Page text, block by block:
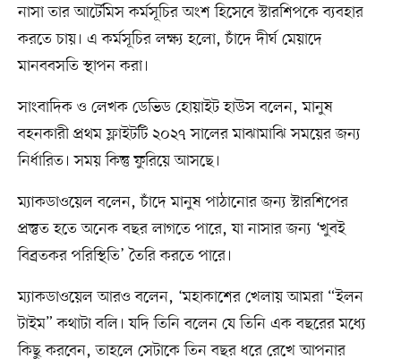
নাসা তার আর্টেমিস কর্মসূচির অংশ হিসেবে স্টারশিপকে ব্যবহার
করতে চায়। এ কর্মসূচির লক্ষ্য হলো, চাঁদে দীর্ঘ মেয়াদে
মানববসতি স্থাপন করা।
সাংবাদিক ও লেখক ডেভিড হোয়াইট হাউস বলেন, মানুষ
বহনকারী প্রথম ফ্লাইটটি ২০২৭ সালের মাঝামাঝি সময়ের জন্য
নির্ধারিত। সময় কিন্তু ফুরিয়ে আসছে।
ম্যাকডাওয়েল বলেন, চাঁদে মানুষ পাঠানোর জন্য স্টারশিপের
প্রস্তুত হতে অনেক বছর লাগতে পারে, যা নাসার জন্য ‘খুবই
বিব্রতকর পরিস্থিতি’ তৈরি করতে পারে।
ম্যাকডাওয়েল আরও বলেন, ‘মহাকাশের খেলায় আমরা “ইলন
টাইম” কথাটা বলি। যদি তিনি বলেন যে তিনি এক বছরের মধ্যে
কিছু করবেন, তাহলে সেটাকে তিন বছর ধরে রেখে আপনার